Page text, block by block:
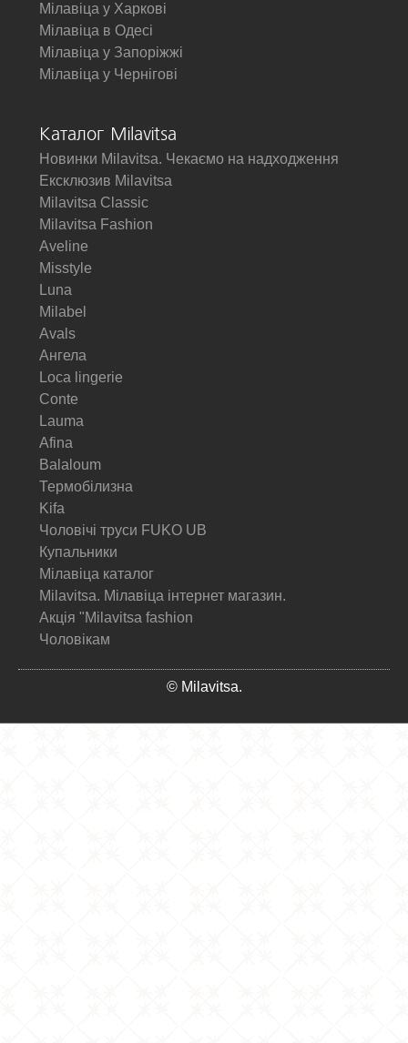
Мілавіца у Харкові
Мілавіца в Одесі
Мілавіца у Запоріжжі
Мілавіца у Чернігові
Каталог Milavitsa
Новинки Milavitsa. Чекаємо на надходження
Ексклюзив Milavitsa
Milavitsa Classic
Milavitsa Fashion
Aveline
Misstyle
Luna
Milabel
Avals
Ангела
Loca lingerie
Conte
Lauma
Afina
Balaloum
Термобілизна
Kifa
Чоловічі труси FUKO UB
Купальники
Мілавіца каталог
Milavitsa. Мілавіца інтернет магазин.
Акція "Milavitsa fashion
Чоловікам
© Milavitsa.